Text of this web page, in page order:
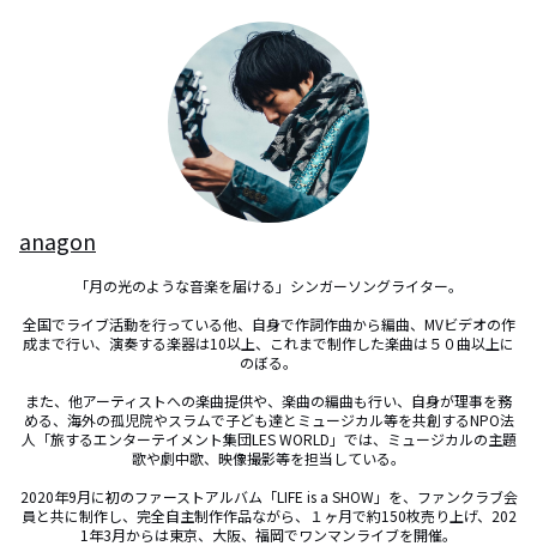
anagon
「月の光のような音楽を届ける」シンガーソングライター。
全国でライブ活動を行っている他、自身で作詞作曲から編曲、MVビデオの作
成まで行い、演奏する楽器は10以上、これまで制作した楽曲は５０曲以上に
のぼる。
また、他アーティストへの楽曲提供や、楽曲の編曲も行い、自身が理事を務
める、海外の孤児院やスラムで子ども達とミュージカル等を共創するNPO法
人「旅するエンターテイメント集団LES WORLD」では、ミュージカルの主題
歌や劇中歌、映像撮影等を担当している。
2020年9月に初のファーストアルバム「LIFE is a SHOW」を、ファンクラブ会
員と共に制作し、完全自主制作作品ながら、１ヶ月で約150枚売り上げ、202
1年3月からは東京、大阪、福岡でワンマンライブを開催。